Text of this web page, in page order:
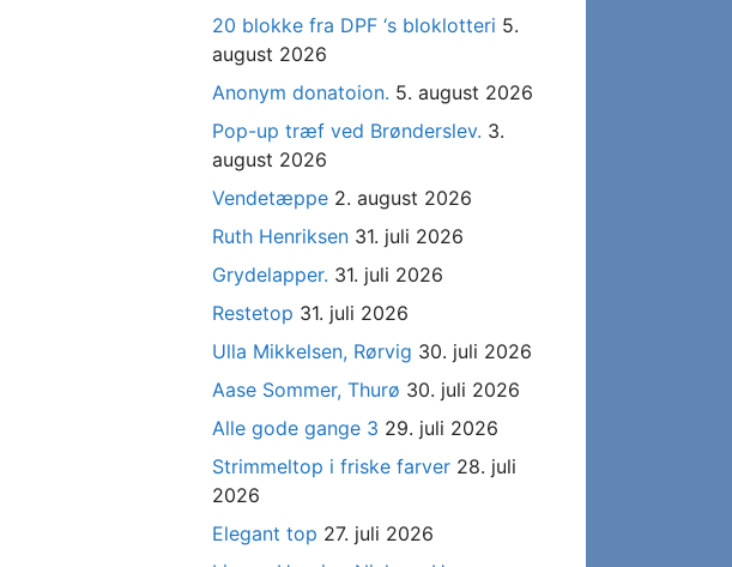
20 blokke fra DPF ‘s bloklotteri 5.
august 2026
Anonym donatoion. 5. august 2026
Pop-up træf ved Brønderslev. 3.
august 2026
Vendetæppe 2. august 2026
Ruth Henriksen 31. juli 2026
Grydelapper. 31. juli 2026
Restetop 31. juli 2026
Ulla Mikkelsen, Rørvig 30. juli 2026
Aase Sommer, Thurø 30. juli 2026
Alle gode gange 3 29. juli 2026
Strimmeltop i friske farver 28. juli
2026
Elegant top 27. juli 2026